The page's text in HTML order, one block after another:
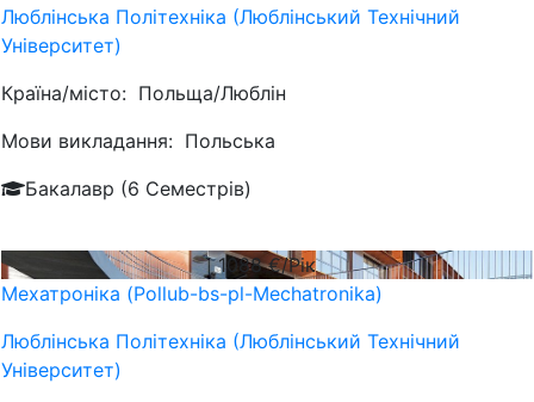
Люблiнська Політехніка (Люблінський Технічний
Університет)
Країна/місто: Польща/Люблін
Мови викладання: Польська
Бакалавр (6 Семестрів)
1088€/Рік
Мехатроніка (Pollub-bs-pl-Mechatronika)
Люблiнська Політехніка (Люблінський Технічний
Університет)